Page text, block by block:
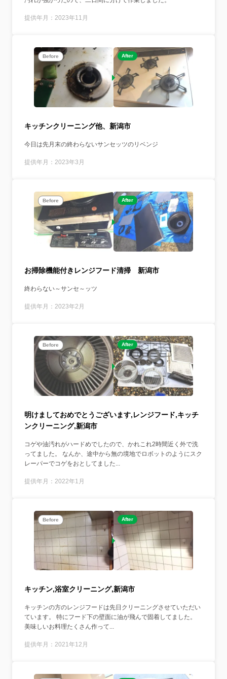
提供年月：2023年11月
Before After
キッチンクリーニング他、新潟市
今日は先月末の終わらないサンセッツのリベンジ
提供年月：2023年3月
Before After
お掃除機能付きレンジフード清掃 新潟市
終わらない～サンセ～ッツ
提供年月：2023年2月
Before After
明けましておめでとうございます,レンジフード,キッチ
ンクリーニング,新潟市
コゲや油汚れがハードめでしたので、かれこれ2時間近く外で洗
ってました。 なんか、途中から無の境地でロボットのようにスク
レーパーでコゲをおとしてました...
提供年月：2022年1月
Before After
キッチン,浴室クリーニング,新潟市
キッチンの方のレンジフードは先日クリーニングさせていただい
ています。 特にフード下の壁面に油が飛んで固着してました。
美味しいお料理たくさん作って...
提供年月：2021年12月